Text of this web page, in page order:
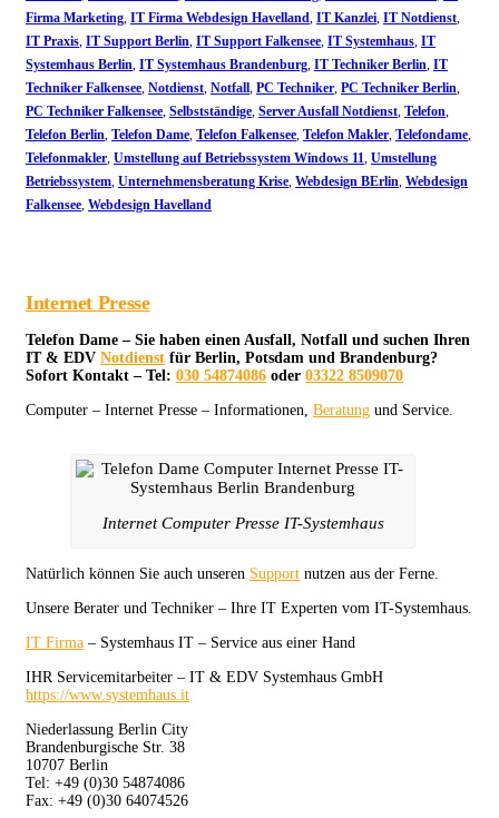
Firma Marketing, IT Firma Webdesign Havelland, IT Kanzlei, IT Notdienst,
IT Praxis, IT Support Berlin, IT Support Falkensee, IT Systemhaus, IT
Systemhaus Berlin, IT Systemhaus Brandenburg, IT Techniker Berlin, IT
Techniker Falkensee, Notdienst, Notfall, PC Techniker, PC Techniker Berlin,
PC Techniker Falkensee, Selbstständige, Server Ausfall Notdienst, Telefon,
Telefon Berlin, Telefon Dame, Telefon Falkensee, Telefon Makler, Telefondame,
Telefonmakler, Umstellung auf Betriebssystem Windows 11, Umstellung
Betriebssystem, Unternehmensberatung Krise, Webdesign BErlin, Webdesign
Falkensee, Webdesign Havelland
Internet Presse
Telefon Dame – Sie haben einen Ausfall, Notfall und suchen Ihren
IT & EDV Notdienst für Berlin, Potsdam und Brandenburg?
Sofort Kontakt – Tel: 030 54874086 oder 03322 8509070
Computer – Internet Presse – Informationen, Beratung und Service.
Internet Computer Presse IT-Systemhaus
Natürlich können Sie auch unseren Support nutzen aus der Ferne.
Unsere Berater und Techniker – Ihre IT Experten vom IT-Systemhaus.
IT Firma – Systemhaus IT – Service aus einer Hand
IHR Servicemitarbeiter – IT & EDV Systemhaus GmbH
https://www.systemhaus.it
Niederlassung Berlin City
Brandenburgische Str. 38
10707 Berlin
Tel: +49 (0)30 54874086
Fax: +49 (0)30 64074526